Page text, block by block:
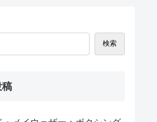
検索
稿